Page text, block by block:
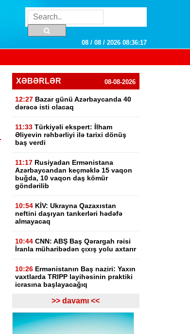
08 / 08 / 2026 08:36:18
XƏBƏRLƏR 08-08-2026
12:27 Bazar günü Azərbaycanda 40
dərəcə isti olacaq
11:33 Türkiyəli ekspert: İlham
Əliyevin rəhbərliyi ilə tarixi dönüş
baş verdi
11:17 Rusiyadan Ermənistana
Azərbaycandan keçməklə 15 vaqon
buğda, 10 vaqon daş kömür
göndərilib
10:54 KİV: Ukrayna Qazaxıstan
neftini daşıyan tankerləri hədəfə
almayacaq
10:44 CNN: ABŞ Baş Qərargah rəisi
İranla müharibədən çıxış yolu axtarır
10:26 Ermənistanın Baş naziri: Yaxın
vaxtlarda TRIPP layihəsinin praktiki
icrasına başlayacağıq
Paşinyan: Ermənistanla
Azərbaycan arasında münaqişə
səhifəsi bağlanıb, sülh bərqərar
olub
>> davamı <<